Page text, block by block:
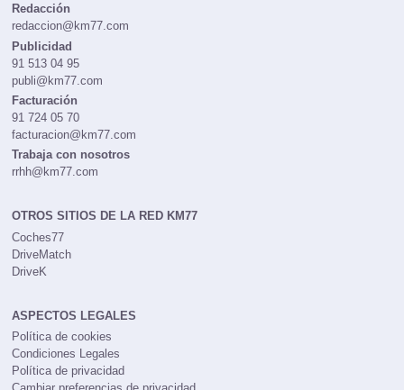
Redacción
redaccion@km77.com
Publicidad
91 513 04 95
publi@km77.com
Facturación
91 724 05 70
facturacion@km77.com
Trabaja con nosotros
rrhh@km77.com
OTROS SITIOS DE LA RED KM77
Coches77
DriveMatch
DriveK
ASPECTOS LEGALES
Política de cookies
Condiciones Legales
Política de privacidad